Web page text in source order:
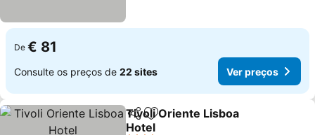
De € 81
Consulte os preços de 22 sites Ver preços
PartilharAdicionar aos favoritos
Tivoli Oriente Lisboa
Hotel